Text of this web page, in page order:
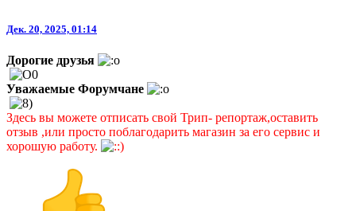
Дек. 20, 2025, 01:14
Дорогие друзья
Уважаемые Форумчане
Здесь вы можете отписать свой Трип- репортаж,оставить
отзыв ,или просто поблагодарить магазин за его сервис и
хорошую работу.